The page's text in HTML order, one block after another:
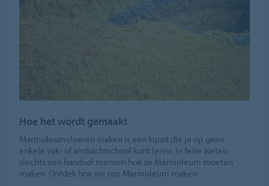
Hoe het wordt gemaakt
Marmoleumvloeren maken is een kunst die je op geen
enkele vak- of ambachtschool kunt leren. In feite weten
slechts een handvol mensen hoe ze Marmoleum moeten
maken. Ontdek hoe we ons Marmoleum maken: